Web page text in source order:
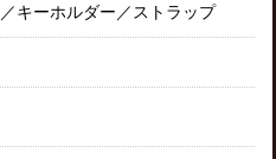
キーホルダー／ストラップ